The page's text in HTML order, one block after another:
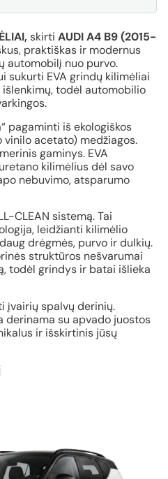
skirti AUDI A4 B9 (2015-
praktiškas ir modernus
automobilį nuo purvo.
sukurti EVA grindų kilimėliai
todėl automobilio
pagaminti iš ekologiškos
vinilo acetato) medžiagos.
gaminys. EVA
kilimėlius dėl savo
nebuvimo, atsparumo
CLEAN sistemą. Tai
leidžianti kilimėlio
drėgmės, purvo ir dulkių.
struktūros nešvarumai
todėl grindys ir batai išlieka
įvairių spalvų derinių.
derinama su apvado juostos
ir išskirtinis jūsų